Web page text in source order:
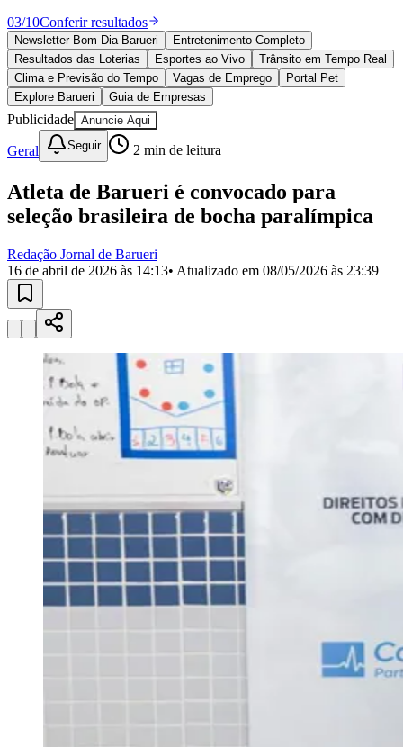
Esportes
Saúde
Segurança
Cultura
Meio Ambiente
Obras
Educação
Bairros de Barueri
Selecione sua região Para notícias da sua região
JubranBelvalBethavilleBoa
VistaCalifórniaCarapicuíba CentroChácaras MarcoCidades da
Região
Militar
Califórnia Jardim dos Altos
Esperança Jardim Graziela
MutingaJardim ParaísoJardim Paulista
Jardim São Pedro
Jardim Tupanci Mutinga Nova Aldeinha
Parque ImperialParque Santa Luzia
do Bom Jesus
Recanto PhrynéaSantana de
Parnaíba SilveiraTamboréVale do SolVila Barros
Vila Engenho NovoVila Márcia
Anuncie no Portal
Guia de Empresas
Divulgar VagasNovo
Negócios Regionais
03/10Conferir resultados
Newsletter Bom Dia Barueri
Entretenimento Completo
Resultados das Loterias
Esportes ao Vivo
Trânsito em Tempo Real
Clima e Previsão do Tempo
Vagas de Emprego
Portal Pet
Explore Barueri
Guia de Empresas
Publicidade Anuncie Aqui
Geral Seguir 2 min de leitura
Atleta de Barueri é convocado para
seleção brasileira de bocha paralímpica
Redação Jornal de Barueri
16 de abril de 2026 às 14:13• Atualizado em 08/05/2026 às 23:39